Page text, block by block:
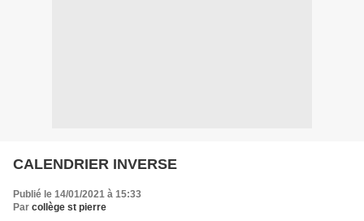
CALENDRIER INVERSE
Publié le 14/01/2021 à 15:33
Par collège st pierre